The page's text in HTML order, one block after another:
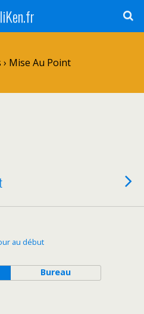
Mise Au Point
au début
Bureau